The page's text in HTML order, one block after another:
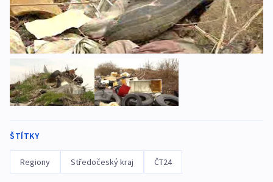
ŠTÍTKY
Regiony Středočeský kraj ČT24